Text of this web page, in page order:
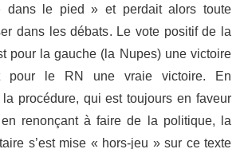
dans le pied » et perdait alors toute
dans les débats. Le vote positif de la
pour la gauche (la Nupes) une victoire
pour le RN une vraie victoire. En
la procédure, qui est toujours en faveur
renonçant à faire de la politique, la
s’est mise « hors-jeu » sur ce texte